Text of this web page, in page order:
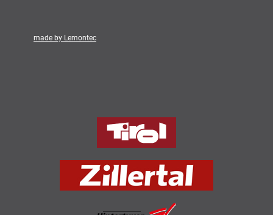
made by Lemontec